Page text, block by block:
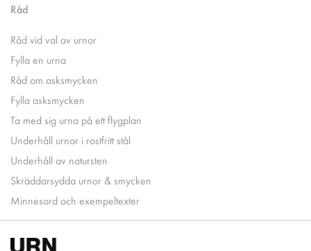
Råd
Råd vid val av urnor
Fylla en urna
Råd om asksmycken
Fylla asksmycken
Ta med sig urna på ett flygplan
Underhåll urnor i rostfritt stål
Underhåll av natursten
Skräddarsydda urnor & smycken
Minnesord och exempeltexter